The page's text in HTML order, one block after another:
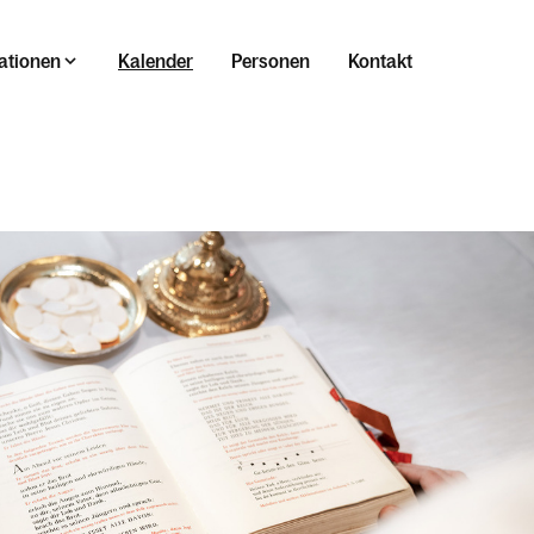
Kalender Personen Kontakt